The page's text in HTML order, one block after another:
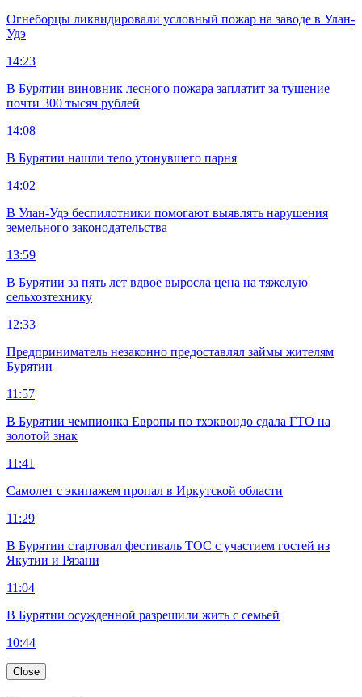
Огнеборцы ликвидировали условный пожар на заводе в Улан-
Удэ
14:23
В Бурятии виновник лесного пожара заплатит за тушение
почти 300 тысяч рублей
14:08
В Бурятии нашли тело утонувшего парня
14:02
В Улан-Удэ беспилотники помогают выявлять нарушения
земельного законодательства
13:59
В Бурятии за пять лет вдвое выросла цена на тяжелую
сельхозтехнику
12:33
Предприниматель незаконно предоставлял займы жителям
Бурятии
11:57
В Бурятии чемпионка Европы по тхэквондо сдала ГТО на
золотой знак
11:41
Самолет с экипажем пропал в Иркутской области
11:29
В Бурятии стартовал фестиваль ТОС с участием гостей из
Якутии и Рязани
11:04
В Бурятии осужденной разрешили жить с семьей
10:44
Close